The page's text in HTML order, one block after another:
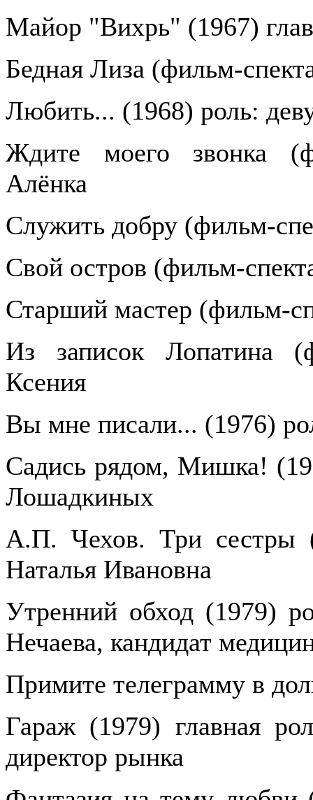
Майор "Вихрь" (1967)
Бедная Лиза (фильм-
Любить... (1968) роль:
Ждите моего звонка
Алёнка
Служить добру (фильм-
Свой остров (фильм-
Старший мастер (фильм-
Из записок Лопатина
Ксения
Вы мне писали... (1976)
Садись рядом, Мишка!
Лошадкиных
А.П. Чехов. Три сестры
Наталья Ивановна
Утренний обход (1979)
Нечаева, кандидат
Примите телеграмму в
Гараж (1979) главная
директор рынка